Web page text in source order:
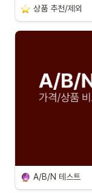
상품 추천/제외
A/B/N 테스트